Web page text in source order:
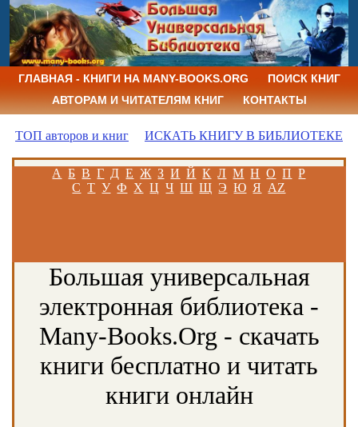
ГЛАВНАЯ - КНИГИ НА MANY-BOOKS.ORG
ПОИСК КНИГ
АВТОРАМ И ЧИТАТЕЛЯМ КНИГ
КОНТАКТЫ
ТОП авторов и книг ИСКАТЬ КНИГУ В БИБЛИОТЕКЕ
А Б В Г Д Е Ж З И Й К Л М Н О П Р
С Т У Ф Х Ц Ч Ш Щ Э Ю Я AZ
Большая универсальная
электронная библиотека -
Many-Books.Org - скачать
книги бесплатно и читать
книги онлайн